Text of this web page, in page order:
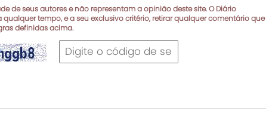
de seus autores e não representam a opinião deste site. O Diário
qualquer tempo, e a seu exclusivo critério, retirar qualquer comentário que
definidas acima.